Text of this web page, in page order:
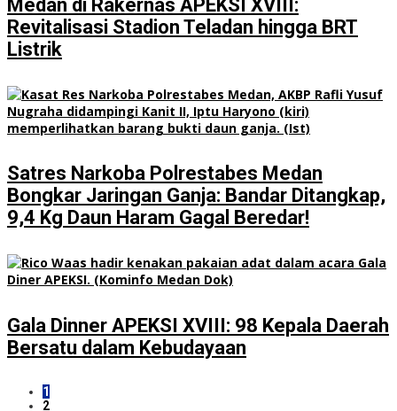
Medan di Rakernas APEKSI XVIII:
Revitalisasi Stadion Teladan hingga BRT
Listrik
Satres Narkoba Polrestabes Medan
Bongkar Jaringan Ganja: Bandar Ditangkap,
9,4 Kg Daun Haram Gagal Beredar!
Gala Dinner APEKSI XVIII: 98 Kepala Daerah
Bersatu dalam Kebudayaan
1
2